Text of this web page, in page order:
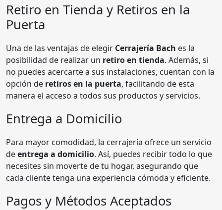
Retiro en Tienda y Retiros en la
Puerta
Una de las ventajas de elegir Cerrajería Bach es la
posibilidad de realizar un retiro en tienda. Además, si
no puedes acercarte a sus instalaciones, cuentan con la
opción de retiros en la puerta, facilitando de esta
manera el acceso a todos sus productos y servicios.
Entrega a Domicilio
Para mayor comodidad, la cerrajería ofrece un servicio
deentrega a domicilio. Así, puedes recibir todo lo que
necesites sin moverte de tu hogar, asegurando que
cada cliente tenga una experiencia cómoda y eficiente.
Pagos y Métodos Aceptados